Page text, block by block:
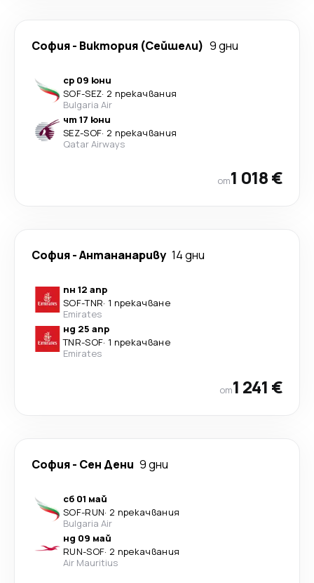
София- Виктория (Сейшели) 9 дни
ср 09 юни
SOF-SEZ· 2 прекачвания
Bulgaria Air
чт 17 юни
SEZ-SOF· 2 прекачвания
Qatar Airways
от1 018 €
София-Антананариву 14 дни
пн 12 апр
SOF-TNR· 1 прекачване
Emirates
нд 25 апр
TNR-SOF· 1 прекачване
Emirates
от1 241 €
София- Сен Дени 9 дни
сб 01 май
SOF-RUN· 2 прекачвания
Bulgaria Air
нд 09 май
RUN-SOF· 2 прекачвания
Air Mauritius